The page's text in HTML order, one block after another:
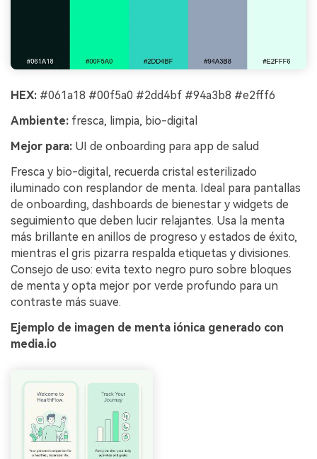
HEX: #061a18 #00f5a0 #2dd4bf #94a3b8 #e2fff6
Ambiente: fresca, limpia, bio-digital
Mejor para: UI de onboarding para app de salud
Fresca y bio-digital, recuerda cristal esterilizado
iluminado con resplandor de menta. Ideal para pantallas
de onboarding, dashboards de bienestar y widgets de
seguimiento que deben lucir relajantes. Usa la menta
más brillante en anillos de progreso y estados de éxito,
mientras el gris pizarra respalda etiquetas y divisiones.
Consejo de uso: evita texto negro puro sobre bloques
de menta y opta mejor por verde profundo para un
contraste más suave.
Ejemplo de imagen de menta iónica generado con
media.io